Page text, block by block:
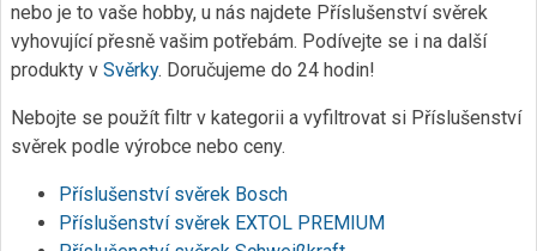
nebo je to vaše hobby, u nás najdete Příslušenství svěrek
vyhovující přesně vašim potřebám. Podívejte se i na další
produkty v Svěrky. Doručujeme do 24 hodin!
Nebojte se použít filtr v kategorii a vyfiltrovat si Příslušenství
svěrek podle výrobce nebo ceny.
Příslušenství svěrek Bosch
Příslušenství svěrek EXTOL PREMIUM